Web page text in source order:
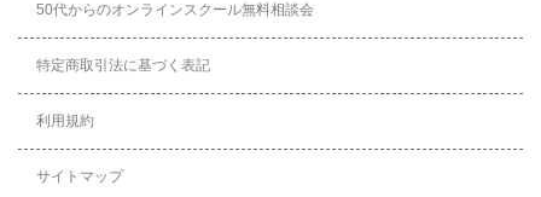
50代からのオンラインスクール無料相談会
特定商取引法に基づく表記
利用規約
サイトマップ